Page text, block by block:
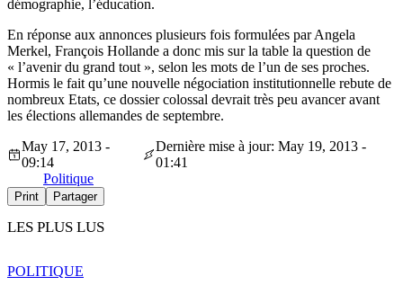
démographie, l’éducation.
En réponse aux annonces plusieurs fois formulées par Angela
Merkel, François Hollande a donc mis sur la table la question de
« l’avenir du grand tout », selon les mots de l’un de ses proches.
Hormis le fait qu’une nouvelle négociation institutionnelle rebute de
nombreux Etats, ce dossier colossal devrait très peu avancer avant
les élections allemandes de septembre.
May 17, 2013 -
09:14
Dernière mise à jour: May 19, 2013 -
01:41
Politique
Print Partager
LES PLUS LUS
POLITIQUE